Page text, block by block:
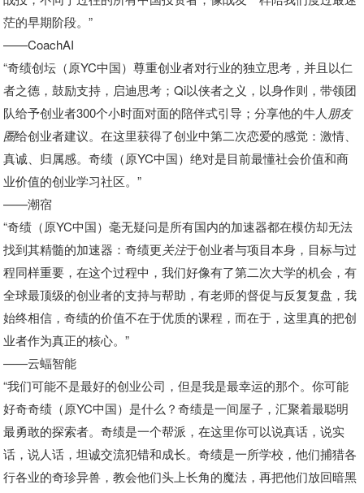
茫的早期阶段。”
——CoachAI
“奇绩创坛（原YC中国）尊重创业者对行业的独立思考，并且以仁
者之德，鼓励支持，启迪思考；Qi以侠者之义，以身作则，带领团
队给予创业者300个小时面对面的陪伴式引导；分享他的牛人 朋友
圈给创业者建议。在这里获得了创业中第二次恋爱的感觉：激情、
真诚、归属感。奇绩（原YC中国）绝对是目前最懂社会价值和商
业价值的创业学习社区。”
——潮宿
“奇绩（原YC中国）毫无疑问是所有国内的加速器都在模仿却无法
找到其精髓的加速器：奇绩更关注于创业者与项目本身，目标与过
程同样重要，在这个过程中，我们好像有了第二次大学的机会，有
全球最顶级的创业者的支持与帮助，有老师的督促与反复复盘，我
始终相信，奇绩的价值不在于优质的课程，而在于，这里真的把创
业者作为真正的核心。”
——云蝠智能
“我们可能不是最好的创业公司，但是我是最幸运的那个。你可能
好奇奇绩（原YC中国）是什么？奇绩是一间屋子，汇聚着最聪明
最勇敢的探索者。奇绩是一个帮派，在这里你可以说真话，说实
话，说人话，坦诚交流犯错和成长。奇绩是一所学校，他们捕猎各
行各业的奇珍异兽，教会他们头上长角的魔法，再把他们放回暗黑